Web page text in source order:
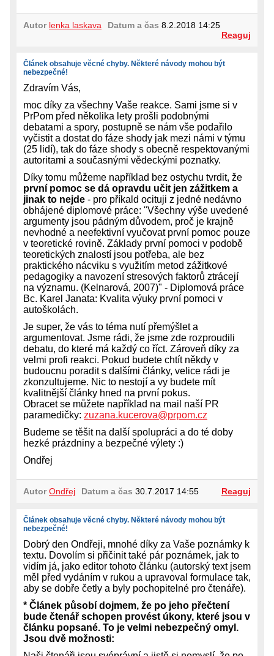
Autor lenka laskava Datum a čas 8.2.2018 14:25
Reaguj
Článek obsahuje věcné chyby. Některé návody mohou být
nebezpečné!
Zdravím Vás,
moc díky za všechny Vaše reakce. Sami jsme si v
PrPom před několika lety prošli podobnými
debatami a spory, postupně se nám vše podařilo
vyčistit a dostat do fáze shody jak mezi námi v týmu
(25 lidí), tak do fáze shody s obecně respektovanými
autoritami a současnými vědeckými poznatky.
Díky tomu můžeme například bez ostychu tvrdit, že
první pomoc se dá opravdu učit jen zážitkem a
jinak to nejde - pro příkald ocituji z jedné nedávno
obhájené diplomové práce: "Všechny výše uvedené
argumenty jsou pádným důvodem, proč je krajně
nevhodné a neefektivní vyučovat první pomoc pouze
v teoretické rovině. Základy první pomoci v podobě
teoretických znalostí jsou potřeba, ale bez
praktického nácviku s využitím metod zážitkové
pedagogiky a navození stresových faktorů ztrácejí
na významu. (Kelnarová, 2007)" - Diplomová práce
Bc. Karel Janata: Kvalita výuky první pomoci v
autoškolách.
Je super, že vás to téma nutí přemýšlet a
argumentovat. Jsme rádi, že jsme zde rozproudili
debatu, do které má každý co říct. Zároveň díky za
velmi profi reakci. Pokud budete chtít někdy v
budoucnu poradit s dalšími články, velice rádi je
zkonzultujeme. Nic to nestojí a vy budete mít
kvalitnější články hned na první pokus.
Obracet se můžete například na mail naší PR
paramedičky: zuzana.kucerova@prpom.cz
Budeme se těšit na další spolupráci a do té doby
hezké prázdniny a bezpečné výlety :)
Ondřej
Autor Ondřej Datum a čas 30.7.2017 14:55 Reaguj
Článek obsahuje věcné chyby. Některé návody mohou být
nebezpečné!
Dobrý den Ondřeji, mnohé díky za Vaše poznámky k
textu. Dovolím si přičinit také pár poznámek, jak to
vidím já, jako editor tohoto článku (autorský text jsem
měl před vydáním v rukou a upravoval formulace tak,
aby se dobře četly a byly pochopitelné pro čtenáře).
* Článek působí dojmem, že po jeho přečtení
bude čtenář schopen provést úkony, které jsou v
článku popsané. To je velmi nebezpečný omyl.
Jsou dvě možnosti: